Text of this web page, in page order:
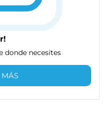
donde necesites